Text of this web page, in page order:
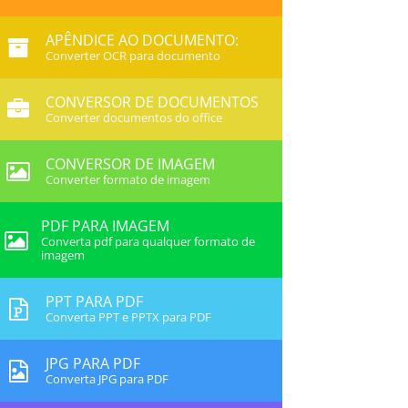
APÊNDICE AO DOCUMENTO:
Converter OCR para documento
CONVERSOR DE DOCUMENTOS
Converter documentos do office
CONVERSOR DE IMAGEM
Converter formato de imagem
PDF PARA IMAGEM
Converta pdf para qualquer formato de
imagem
PPT PARA PDF
Converta PPT e PPTX para PDF
JPG PARA PDF
Converta JPG para PDF